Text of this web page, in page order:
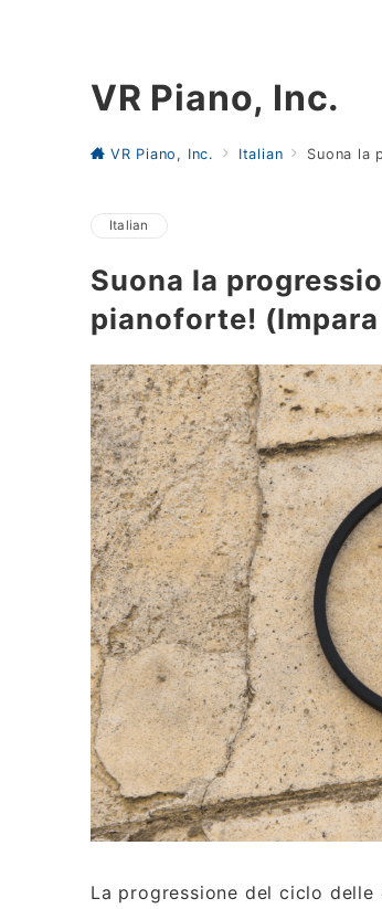
VR Piano, Inc.
VR Piano, Inc. Italian Suona la
Italian
Suona la
pianoforte!
La progressione del ciclo